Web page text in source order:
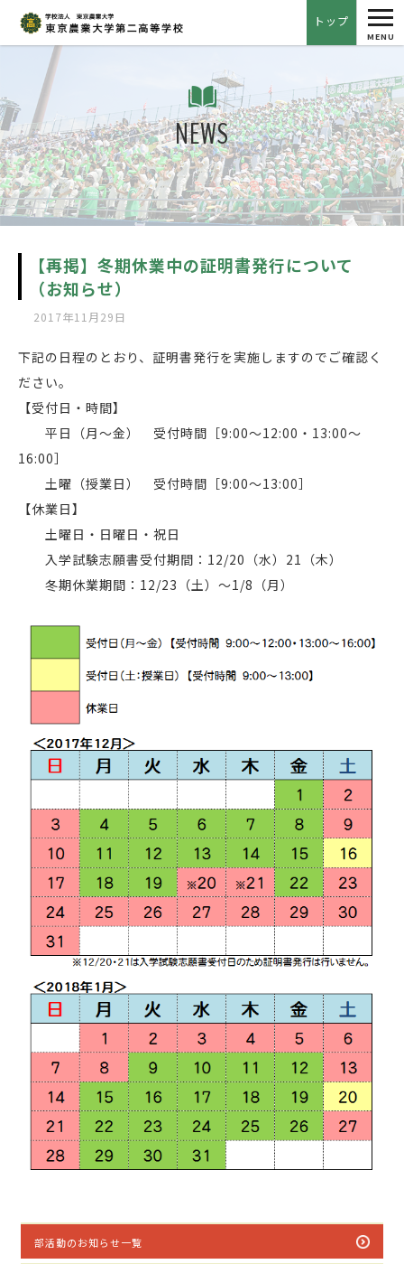
トップ
MENU
NEWS
【再掲】冬期休業中の証明書発行について
（お知らせ）
2017年11月29日
下記の日程のとおり、証明書発行を実施しますのでご確認く
ださい。
【受付日・時間】
平日（月～金） 受付時間［9:00～12:00・13:00～
16:00］
土曜（授業日） 受付時間［9:00～13:00］
【休業日】
土曜日・日曜日・祝日
入学試験志願書受付期間：12/20（水）21（木）
冬期休業期間：12/23（土）～1/8（月）
部活動のお知らせ一覧